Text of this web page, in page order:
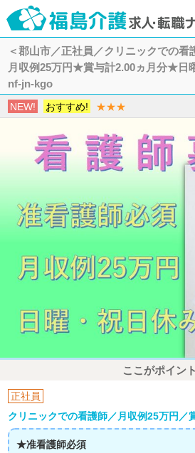
＜郡山市／正社員／クリニックでの
月収例25万円★賞与計2.00ヵ月分★日
nf-jn-kgo
NEW! おすすめ! ★★★
ここがポイント
正社員
クリニックでの看護師／月収例25万円／
★准看護師必須